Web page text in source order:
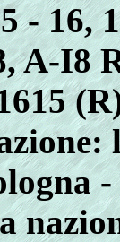
- 16,
A-I8